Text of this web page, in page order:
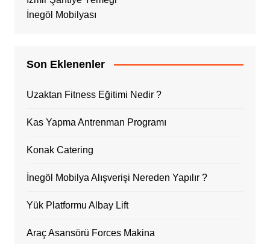
İnegöl Mobilyası
Son Eklenenler
Uzaktan Fitness Eğitimi Nedir ?
Kas Yapma Antrenman Programı
Konak Catering
İnegöl Mobilya Alışverişi Nereden Yapılır ?
Yük Platformu Albay Lift
Araç Asansörü Forces Makina